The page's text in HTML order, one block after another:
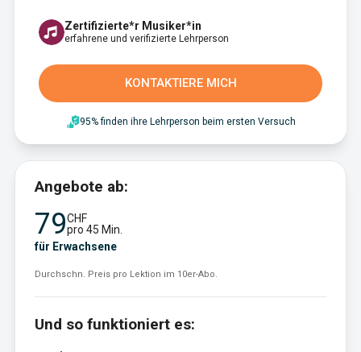
Zertifizierte*r Musiker*in
erfahrene und verifizierte Lehrperson
KONTAKTIERE MICH
95% finden ihre Lehrperson beim ersten Versuch
Angebote ab:
79CHF
pro 45 Min.
für Erwachsene
Durchschn. Preis pro Lektion im 10er-Abo.
Und so funktioniert es: